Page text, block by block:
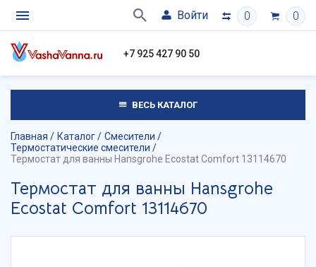
Войти 0 0
+7 925 427 90 50
ВЕСЬ КАТАЛОГ
Главная Каталог
Смесители
Термостатические смесители
Термостат для ванны Hansgrohe Ecostat Comfort 13114670
Термостат для ванны Hansgrohe
Ecostat Comfort 13114670